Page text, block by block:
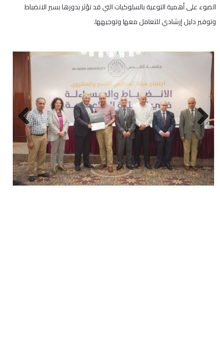
الضوء على أهمية التوعية بالسلوكيات التي قد تؤثر بدورها بسير الانضباط
وتوفير دليل إرشادي للتعامل معها وتوجيهها.
Previous
Next